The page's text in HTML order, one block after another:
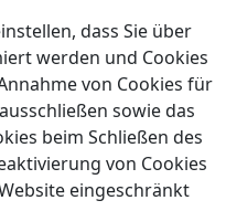
dass Sie über
werden und Cookies
von Cookies für
sowie das
beim Schließen des
von Cookies
eingeschränkt